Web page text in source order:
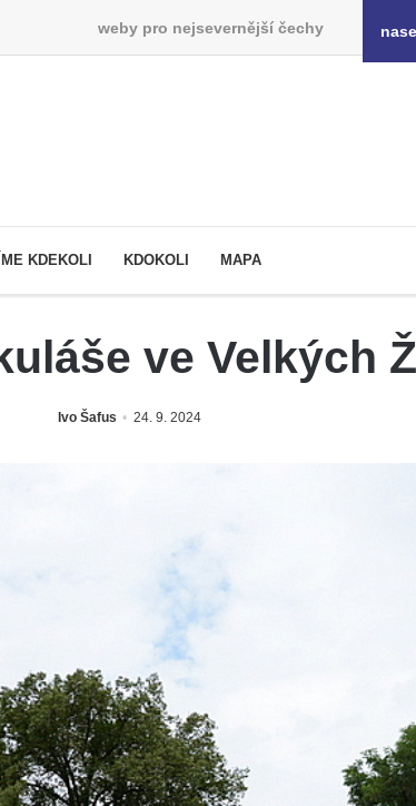
weby pro nejsevernější čechy
KDEKOLI KDOKOLI MAPA
ve Velkých
Ivo Šafus 24. 9. 2024